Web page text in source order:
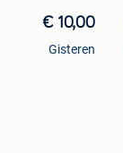
€ 10,00
Gisteren